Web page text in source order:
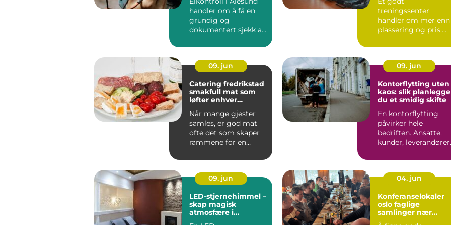
handler om å få en
grundig og
dokumentert sjekk av
treningssenter
handler om mer enn
plassering og pris.
inn i et senter de ne...
09. jun
Catering fredrikstad
smakfull mat som
løfter enhver
Når mange gjester
samles, er god mat
ofte det som skaper
rammene for en
anledni...
09. jun
Kontorflytting uten
kaos: slik
du et smidig skifte
En kontorflytting
påvirker hele
bedriften. Ansatte,
kunder, leverandører
på kro...
09. jun
LED-stjernehimmel –
skap magisk
atmosfære i
04. jun
Konferanselokaler
oslo faglige
samlinger nær
naturen